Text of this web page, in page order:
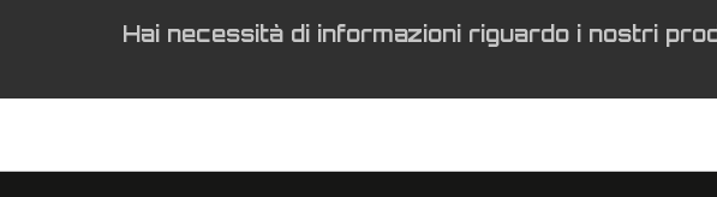
Hai necessità di informazioni riguardo i nostri